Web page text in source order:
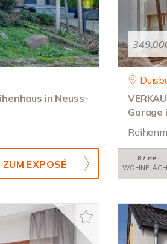
in Neuss-
ZUM EXPOSÉ
Garage
87 m²